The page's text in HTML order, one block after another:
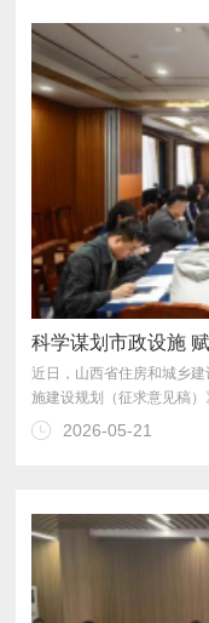
施建设规划（征求意见稿）
2026-05-21